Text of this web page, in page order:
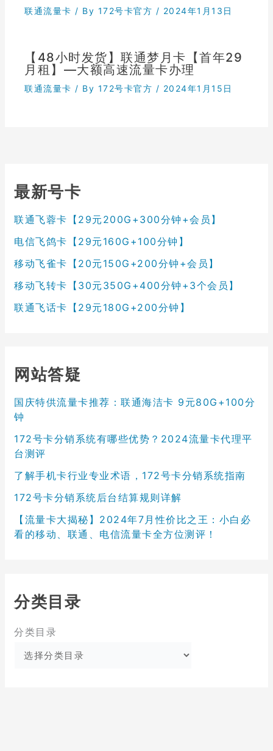
联通流量卡 / By 172号卡官方 / 2024年1月13日
【48小时发货】联通梦月卡【首年29
月租】—大额高速流量卡办理
联通流量卡 / By 172号卡官方 / 2024年1月15日
最新号卡
联通飞蓉卡【29元200G+300分钟+会员】
电信飞鸽卡【29元160G+100分钟】
移动飞雀卡【20元150G+200分钟+会员】
移动飞转卡【30元350G+400分钟+3个会员】
联通飞话卡【29元180G+200分钟】
网站答疑
国庆特供流量卡推荐：联通海洁卡 9元80G+100分
钟
172号卡分销系统有哪些优势？2024流量卡代理平
台测评
了解手机卡行业专业术语，172号卡分销系统指南
172号卡分销系统后台结算规则详解
【流量卡大揭秘】2024年7月性价比之王：小白必
看的移动、联通、电信流量卡全方位测评！
分类目录
分类目录